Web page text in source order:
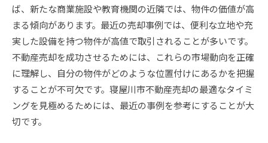
ば、新たな商業施設や教育機関の近隣では、物件の価値が高
まる傾向があります。最近の売却事例では、便利な立地や充
実した設備を持つ物件が高値で取引されることが多いです。
不動産売却を成功させるためには、これらの市場動向を正確
に理解し、自分の物件がどのような位置付けにあるかを把握
することが不可欠です。寝屋川市不動産売却の最適なタイミ
ングを見極めるためには、最近の事例を参考にすることが大
切です。